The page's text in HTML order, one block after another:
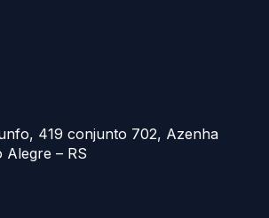
419 conjunto 702, Azenha
Alegre – RS